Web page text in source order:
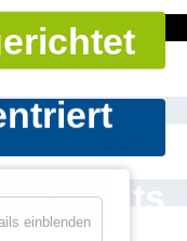
rechts
einblenden